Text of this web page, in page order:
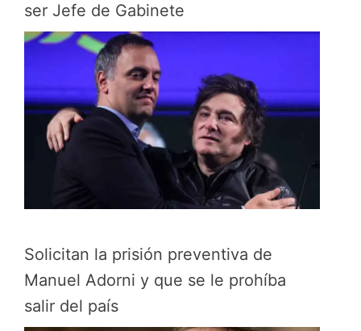
ser Jefe de Gabinete
Solicitan la prisión preventiva de
Manuel Adorni y que se le prohíba
salir del país